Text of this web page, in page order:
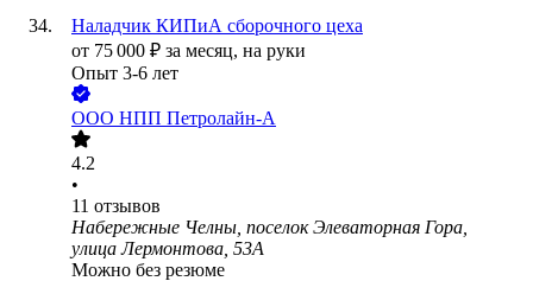
Наладчик КИПиА сборочного цеха
от 75 000 ₽ за месяц, на руки
Опыт 3-6 лет
ООО НПП Петролайн-А
4.2
•
11 отзывов
Набережные Челны, поселок Элеваторная Гора,
улица Лермонтова, 53А
Можно без резюме